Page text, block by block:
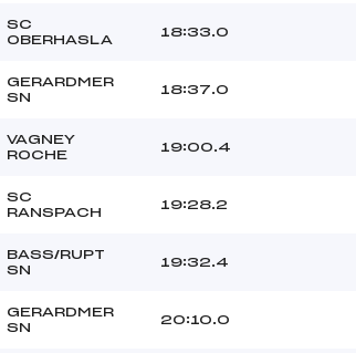
SC
OBERHASLA
18:33.0
GERARDMER
SN
18:37.0
VAGNEY
ROCHE
19:00.4
SC
RANSPACH
19:28.2
BASS/RUPT
SN
19:32.4
GERARDMER
SN
20:10.0